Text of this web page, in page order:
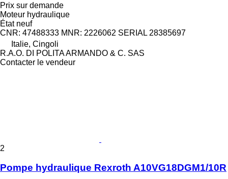
Prix sur demande
Moteur hydraulique
Étatneuf
CNR: 47488333 MNR: 2226062 SERIAL 28385697
Italie, Cingoli
R.A.O. DI POLITA ARMANDO & C. SAS
Contacter le vendeur
2
Pompe hydraulique Rexroth A10VG18DGM1/10R